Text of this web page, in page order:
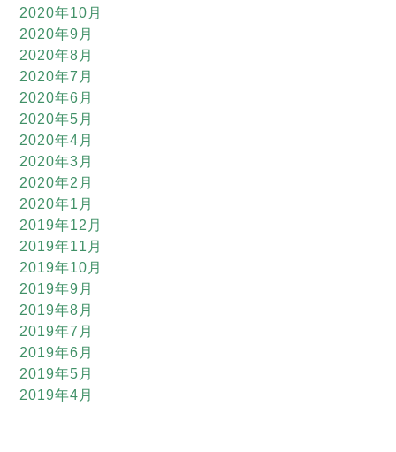
2020年10月
2020年9月
2020年8月
2020年7月
2020年6月
2020年5月
2020年4月
2020年3月
2020年2月
2020年1月
2019年12月
2019年11月
2019年10月
2019年9月
2019年8月
2019年7月
2019年6月
2019年5月
2019年4月